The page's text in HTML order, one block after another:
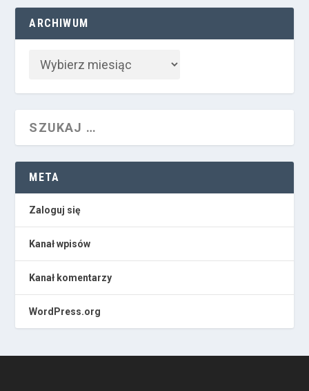
ARCHIWUM
META
Zaloguj się
Kanał wpisów
Kanał komentarzy
WordPress.org